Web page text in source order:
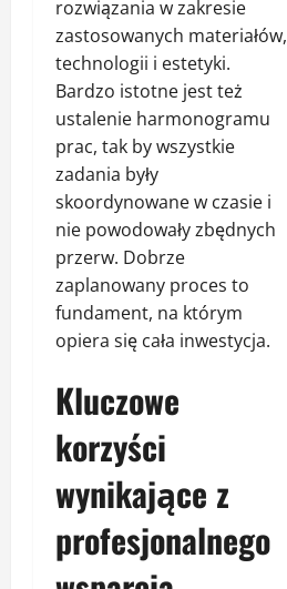
rozwiązania w zakresie
zastosowanych materiałów,
technologii i estetyki.
Bardzo istotne jest też
ustalenie harmonogramu
prac, tak by wszystkie
zadania były
skoordynowane w czasie i
nie powodowały zbędnych
przerw. Dobrze
zaplanowany proces to
fundament, na którym
opiera się cała inwestycja.
Kluczowe
korzyści
wynikające z
profesjonalnego